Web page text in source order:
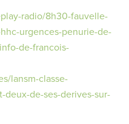
radio/8h30-fauvelle-
urgences-penurie-de-
de-francois-
lansm-classe-
de-ses-derives-sur-